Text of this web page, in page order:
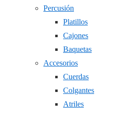
Percusión
Platillos
Cajones
Baquetas
Accesorios
Cuerdas
Colgantes
Atriles